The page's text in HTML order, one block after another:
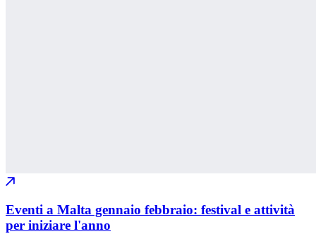
Eventi a Malta gennaio febbraio: festival e attività
per iniziare l'anno